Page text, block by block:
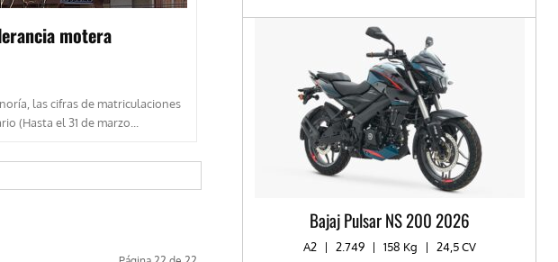
motera
las cifras de matriculaciones
(Hasta el 31 de marzo...
Bajaj Pulsar NS 200 2026
A2 | 2.749 | 158 Kg | 24,5 CV